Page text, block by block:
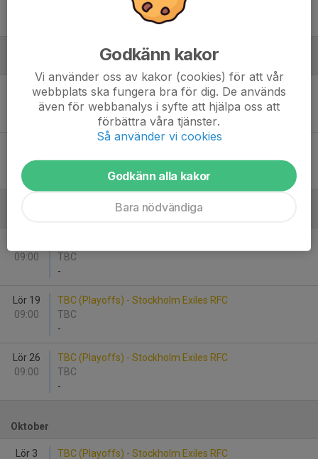
Lör 15
STHLM Berserkers RFC - Stockholm Exiles RFC
Gubbängen A plan
13:00
Korsängen
09:00
TBC
-
Lör 19
09:00
TBC (Playoffs) - Stockholm Exiles RFC
TBC
-
Lör 26
09:00
TBC (Playoffs) - Stockholm Exiles RFC
TBC
-
Oktober
Lör 3 TBC (Playoffs) - Stockholm Exiles RFC
Godkänn kakor
Vi använder oss av kakor (cookies) för att vår
webbplats ska fungera bra för dig. De används
även för webbanalys i syfte att hjälpa oss att
förbättra våra tjänster.
Så använder vi cookies
Godkänn alla kakor
Bara nödvändiga